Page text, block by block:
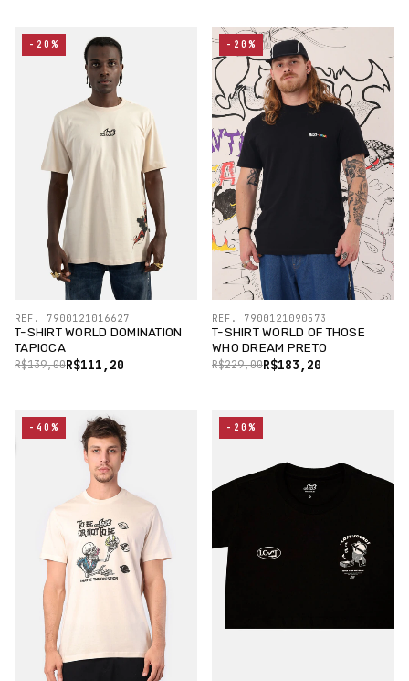
T-SHIRT WORLD DOMINATION
TAPIOCA
R$111,20
R$139,00
REF. 7900121016627
-20%
T-SHIRT WORLD OF THOSE
WHO DREAM PRETO
R$183,20
R$229,00
REF. 7900121090573
-20%
-40% -20%